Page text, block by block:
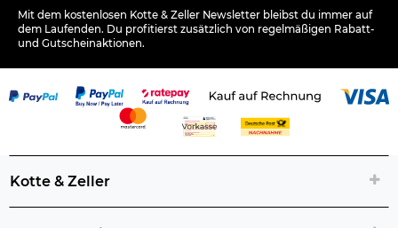
Mit dem kostenlosen Kotte & Zeller Newsletter bleibst du immer auf
dem Laufenden. Du profitierst zusätzlich von regelmäßigen Rabatt-
und Gutscheinaktionen.
Kotte & Zeller